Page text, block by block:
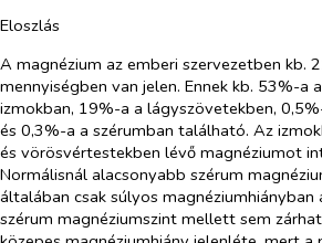
Eloszlás
A magnézium az emberi szervezetben kb.
mennyiségben van jelen. Ennek kb. 53%-a
izmokban, 19%-a a lágyszövetekben,
és 0,3%-a a szérumban található. Az
és vörösvértestekben lévő magnéziumot
Normálisnál alacsonyabb szérum
általában csak súlyos magnéziumhiányban
szérum magnéziumszint mellett sem